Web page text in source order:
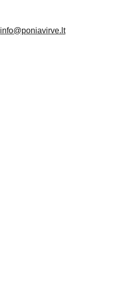
info@poniavirve.lt